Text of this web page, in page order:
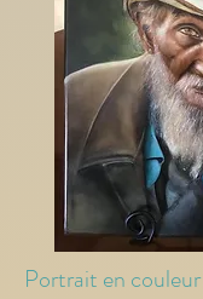
Portrait en couleur